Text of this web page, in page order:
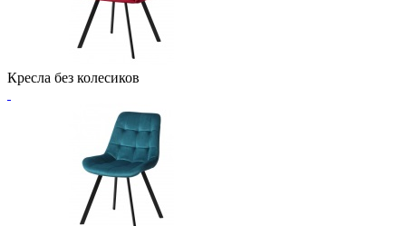
Кресла без колесиков